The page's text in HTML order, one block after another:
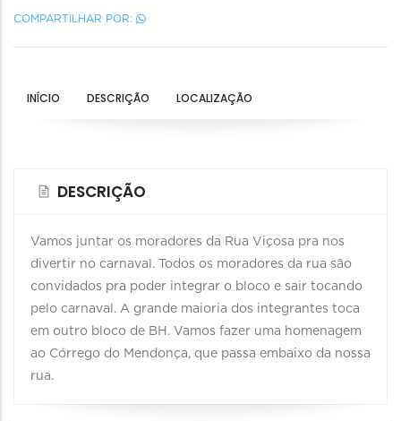
COMPARTILHAR POR:
INÍCIO DESCRIÇÃO LOCALIZAÇÃO
DESCRIÇÃO
Vamos juntar os moradores da Rua Viçosa pra nos
divertir no carnaval. Todos os moradores da rua são
convidados pra poder integrar o bloco e sair tocando
pelo carnaval. A grande maioria dos integrantes toca
em outro bloco de BH. Vamos fazer uma homenagem
ao Córrego do Mendonça, que passa embaixo da nossa
rua.